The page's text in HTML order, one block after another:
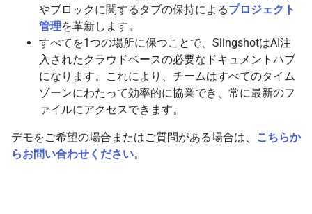
やブロックに関するタブの保持によるプロジェクト
管理を革新します。
すべてを1つの場所に保つことで、SlingshotはAI注
入されたクラウドベースの必要なドキュメントハブ
になります。これにより、チームはすべてのタイム
ゾーンにわたって効率的に協業でき、常に最新のフ
ァイルにアクセスできます。
デモをご希望の場合またはご質問がある場合は、
こちらか
らお問い合わせください。